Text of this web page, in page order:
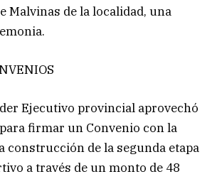
Malvinas de la localidad, una
Ejecutivo provincial aprovechó
firmar un Convenio con la
construcción de la segunda etapa
a través de un monto de 48